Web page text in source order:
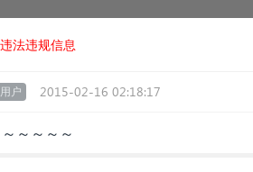
法违规信息
户 2015-02-16 02:18:17
～～～～